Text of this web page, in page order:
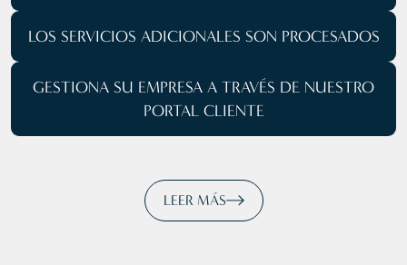
LOS SERVICIOS ADICIONALES SON PROCESADOS
GESTIONA SU EMPRESA A TRAVÉS DE NUESTRO
PORTAL CLIENTE
LEER MÁS